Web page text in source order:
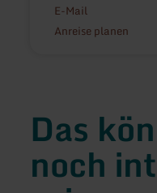
E-Mail
Anreise planen
Das
noch